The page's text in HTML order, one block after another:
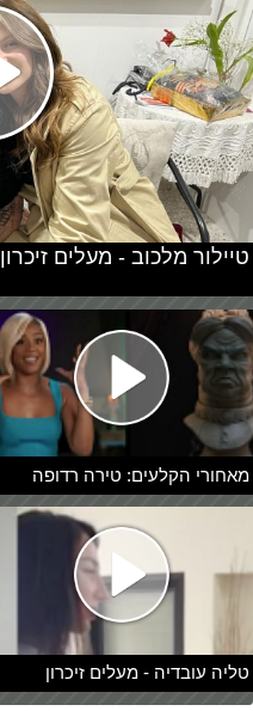
מאחורי הקלעים: טירה רדופה
טליה עובדיה - מעלים זיכרון
טיילור מלכוב - מעלים זיכרון